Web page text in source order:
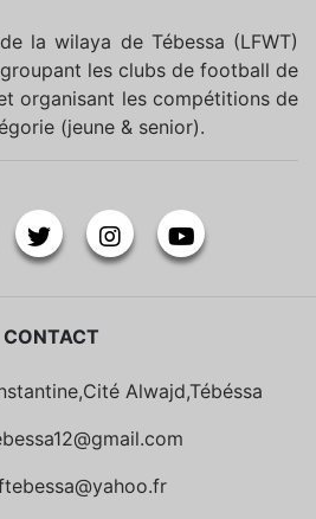
la wilaya de Tébessa (LFWT)
les clubs de football de
organisant les compétitions de
(jeune & senior).
CONTACT
Alwajd,Tébéssa